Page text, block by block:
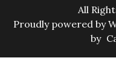
All
Proudly powered by
by